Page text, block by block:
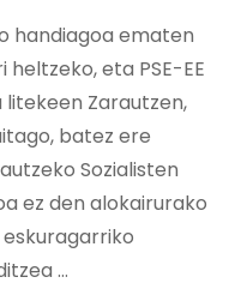
handiagoa ematen
eta PSE-EE
Zarautzen,
batez ere
Sozialisten
ez den alokairurako
…